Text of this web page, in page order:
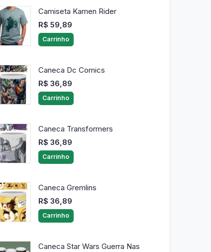
Camiseta Kamen Rider
R$ 59,89
Carrinho
Caneca Dc Comics
R$ 36,89
Carrinho
Caneca Transformers
R$ 36,89
Carrinho
Caneca Gremlins
R$ 36,89
Carrinho
Caneca Star Wars Guerra Nas